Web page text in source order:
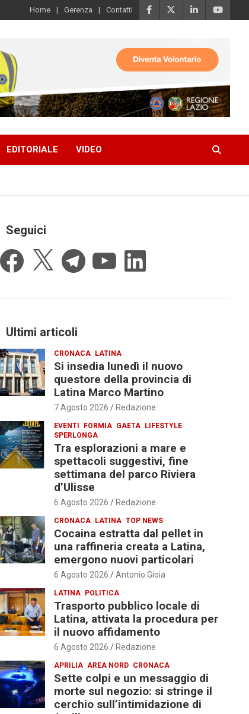
Home Gerenza Contatti
EDITORIALE VIDEO
Seguici
Facebook
X TelegramYouTube LinkedIn
Ultimi articoli
CRONACA LATINA
Si insedia lunedì il nuovo
questore della provincia di
Latina Marco Martino
7 Agosto 2026 Redazione
EVENTI FORMIA GAETA LIFESTYLE
SPERLONGA
Tra esplorazioni a mare e
spettacoli suggestivi, fine
settimana del parco Riviera
d’Ulisse
6 Agosto 2026 Redazione
CRONACA LATINA TOP NEWS
Cocaina estratta dal pellet in
una raffineria creata a Latina,
emergono nuovi particolari
6 Agosto 2026 Antonio Gioia
LATINA POLITICA
Trasporto pubblico locale di
Latina, attivata la procedura per
il nuovo affidamento
6 Agosto 2026 Redazione
APRILIA AREA NORD CRONACA
Sette colpi e un messaggio di
morte sul negozio: si stringe il
cerchio sull’intimidazione di